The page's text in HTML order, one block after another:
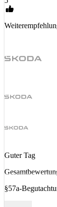
Guter Tag
§57a-